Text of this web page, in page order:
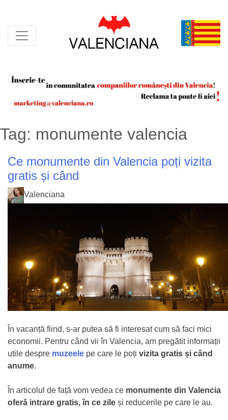
content
Tag: monumente valencia
Ce monumente din Valencia poți vizita
gratis și când
Valenciana
În vacanță fiind, s-ar putea să fi interesat cum să faci mici
economii. Pentru când vii în Valencia, am pregătit informații
utile despre muzeele pe care le poți vizita gratis și când
anume.
În articolul de față vom vedea ce monumente din Valencia
oferă intrare gratis, în ce zile și reducerile pe care le au.